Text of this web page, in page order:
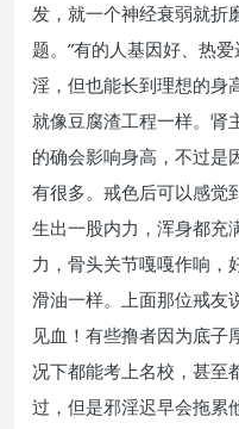
发，就一个神经衰弱就折
题。”有的人基因好、热
淫，但也能长到理想的身
就像豆腐渣工程一样。肾
的确会影响身高，不过是
有很多。戒色后可以感觉
生出一股内力，浑身都充
力，骨头关节嘎嘎作响，
滑油一样。上面那位戒友
见血！有些撸者因为底子
况下都能考上名校，甚至
过，但是邪淫迟早会拖累